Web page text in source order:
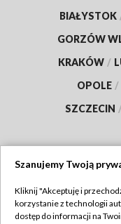
BIAŁYSTOK
GORZÓW
KRAKÓW /
OPOLE /
SZCZECIN
Szanujemy Twoją
Kliknij "Akceptuję i
korzystanie z technologii
dostęp do informacji na